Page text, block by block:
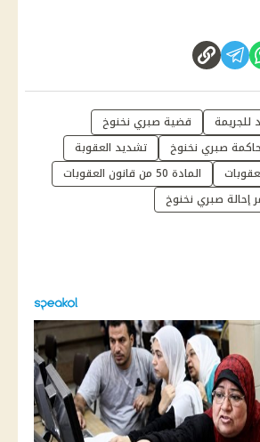
للجريمة
قضية صبري نخنوخ
صبري نخنوخ
تشديد العقوبة
المادة 50 من قانون العقوبات
إحالة صبري نخنوخ